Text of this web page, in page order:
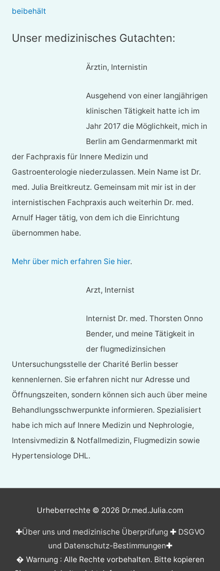
beibehält
Unser medizinisches Gutachten:
Ärztin, Internistin
Ausgehend von einer langjährigen
klinischen Tätigkeit hatte ich im
Jahr 2017 die Möglichkeit, mich in
Berlin am Gendarmenmarkt mit
der Fachpraxis für Innere Medizin und
Gastroenterologie niederzulassen. Mein Name ist Dr.
med. Julia Breitkreutz. Gemeinsam mit mir ist in der
internistischen Fachpraxis auch weiterhin Dr. med.
Arnulf Hager tätig, von dem ich die Einrichtung
übernommen habe.
Mehr über mich erfahren Sie hier.
Arzt, Internist
Internist Dr. med. Thorsten Onno
Bender, und meine Tätigkeit in
der flugmedizinsichen
Untersuchungsstelle der Charité Berlin besser
kennenlernen. Sie erfahren nicht nur Adresse und
Öffnungszeiten, sondern können sich auch über meine
Behandlungsschwerpunkte informieren. Spezialisiert
habe ich mich auf Innere Medizin und Nephrologie,
Intensivmedizin & Notfallmedizin, Flugmedizin sowie
Hypertensiologe DHL.
Urheberrechte © 2026 Dr.med.Julia.com
✚Über uns und medizinische Überprüfung✚ DSGVO
und Datenschutz-Bestimmungen✚
� Warnung : Alle Rechte vorbehalten. Bitte kopieren